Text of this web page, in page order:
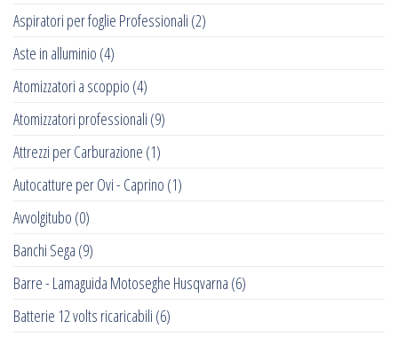
Aspiratori per foglie Professionali (2)
Aste in alluminio (4)
Atomizzatori a scoppio (4)
Atomizzatori professionali (9)
Attrezzi per Carburazione (1)
Autocatture per Ovi - Caprino (1)
Avvolgitubo (0)
Banchi Sega (9)
Barre - Lamaguida Motoseghe Husqvarna (6)
Batterie 12 volts ricaricabili (6)